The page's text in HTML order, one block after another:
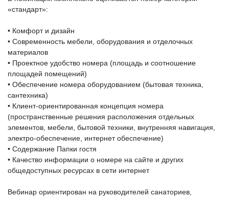
«стандарт»:
• Комфорт и дизайн
• Современность мебели, оборудования и отделочных
материалов
• Проектное удобство номера (площадь и соотношение
площадей помещений)
• Обеспечение номера оборудованием (бытовая техника,
сантехника)
• Клиент-ориентированная концепция номера
(пространственные решения расположения отдельных
элементов, мебели, бытовой техники, внутренняя навигация,
электро-обеспечение, интернет обеспечение)
• Содержание Папки гостя
• Качество информации о номере на сайте и других
общедоступных ресурсах в сети интернет
Вебинар ориентирован на руководителей санаториев,